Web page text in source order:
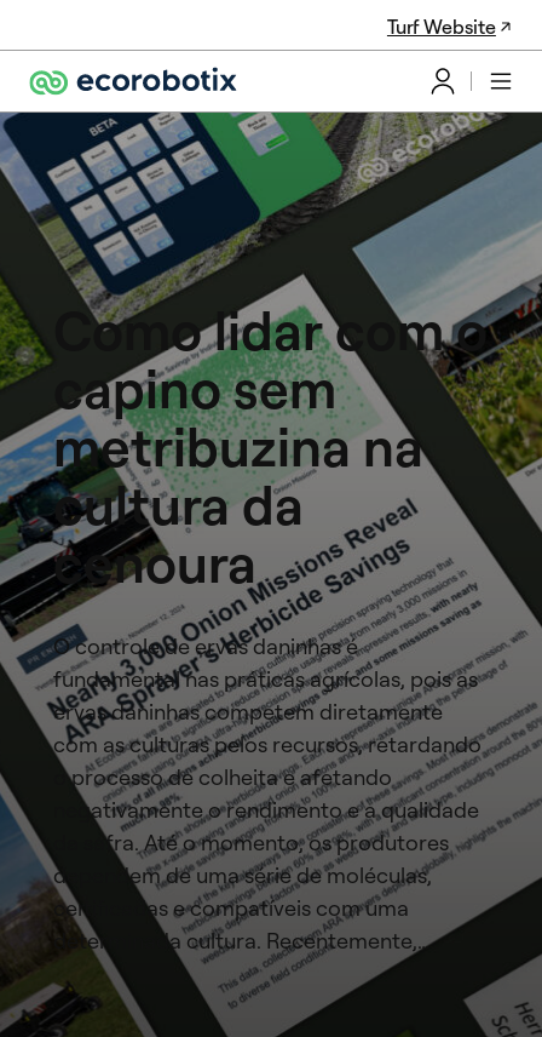
Turf Website
Como lidar com o
capino sem
metribuzina na
cultura da
cenoura
O controle de ervas daninhas é
fundamental nas práticas agrícolas, pois as
ervas daninhas competem diretamente
com as culturas pelos recursos, retardando
o processo de colheita e afetando
negativamente o rendimento e a qualidade
da safra. Até o momento, os produtores
dependem de uma série de moléculas,
certificadas e compatíveis com uma
determinada cultura. Recentemente,…